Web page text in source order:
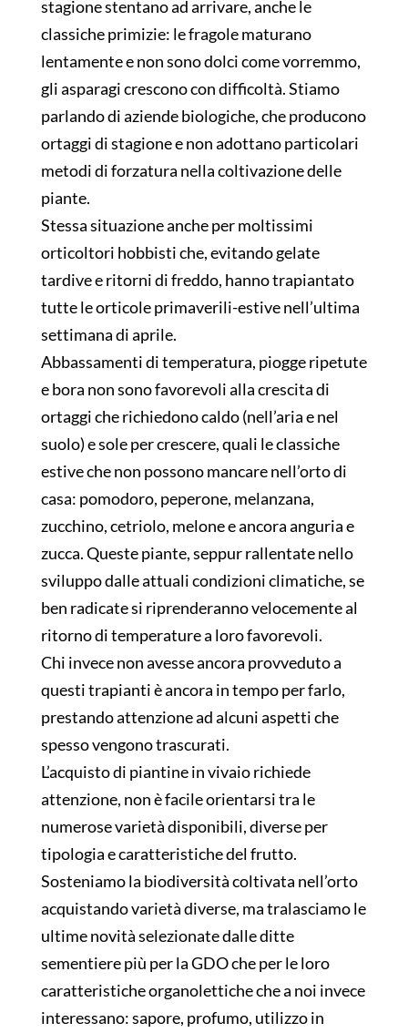
stagione stentano ad arrivare, anche le
classiche primizie: le fragole maturano
lentamente e non sono dolci come vorremmo,
gli asparagi crescono con difficoltà. Stiamo
parlando di aziende biologiche, che producono
ortaggi di stagione e non adottano particolari
metodi di forzatura nella coltivazione delle
piante.
Stessa situazione anche per moltissimi
orticoltori hobbisti che, evitando gelate
tardive e ritorni di freddo, hanno trapiantato
tutte le orticole primaverili-estive nell’ultima
settimana di aprile.
Abbassamenti di temperatura, piogge ripetute
e bora non sono favorevoli alla crescita di
ortaggi che richiedono caldo (nell’aria e nel
suolo) e sole per crescere, quali le classiche
estive che non possono mancare nell’orto di
casa: pomodoro, peperone, melanzana,
zucchino, cetriolo, melone e ancora anguria e
zucca. Queste piante, seppur rallentate nello
sviluppo dalle attuali condizioni climatiche, se
ben radicate si riprenderanno velocemente al
ritorno di temperature a loro favorevoli.
Chi invece non avesse ancora provveduto a
questi trapianti è ancora in tempo per farlo,
prestando attenzione ad alcuni aspetti che
spesso vengono trascurati.
L’acquisto di piantine in vivaio richiede
attenzione, non è facile orientarsi tra le
numerose varietà disponibili, diverse per
tipologia e caratteristiche del frutto.
Sosteniamo la biodiversità coltivata nell’orto
acquistando varietà diverse, ma tralasciamo le
ultime novità selezionate dalle ditte
sementiere più per la GDO che per le loro
caratteristiche organolettiche che a noi invece
interessano: sapore, profumo, utilizzo in